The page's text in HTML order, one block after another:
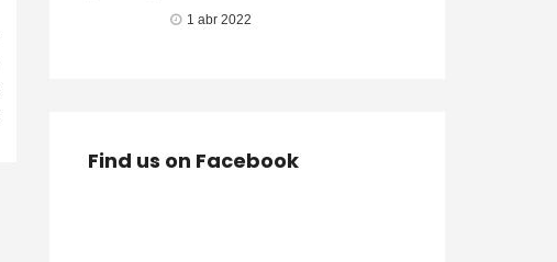
1 abr 2022
Find us on Facebook